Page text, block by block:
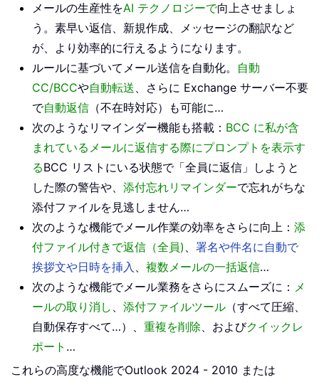
メールの生産性をAI テクノロジーで向上させましょ
う。素早い返信、新規作成、メッセージの翻訳など
が、より効率的に行えるようになります。
ルールに基づいてメール送信を自動化。 自動
CC/BCCや自動転送、さらに Exchange サーバー不要
で自動返信 （不在時対応）も可能に…
次のようなリマインダー機能も搭載： BCC に私が含
まれているメールに返信する際にプロンプトを表示す
るBCC リストにいる状態で「全員に返信」しようと
した際の警告や、 添付忘れリマインダーで忘れがちな
添付ファイルを見逃しません…
次のような機能でメール作業の効率をさらに向上： 添
付ファイル付きで返信（全員) 、 署名や件名に自動で
挨拶文や日時を挿入 、 複数メールの一括返信…
次のような機能でメール業務をさらにスムーズに： メ
ールの取り消し 、 添付ファイルツール （すべて圧縮、
自動保存すべて…）、 重複を削除、およびクイックレ
ポート …
これらの高度な機能でOutlook 2024 - 2010 または